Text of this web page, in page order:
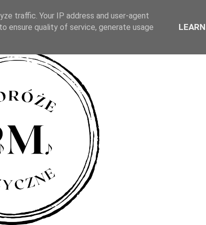
traffic. Your IP address and user-agent
ensure quality of service, generate usage